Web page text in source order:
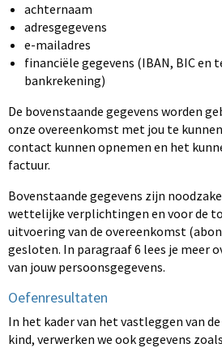
achternaam
adresgegevens
e-mailadres
financiële gegevens (IBAN, BIC en
bankrekening)
De bovenstaande gegevens worden
onze overeenkomst met jou te
contact kunnen opnemen en het
factuur.
Bovenstaande gegevens zijn
wettelijke verplichtingen en voor de
uitvoering van de overeenkomst
gesloten. In paragraaf 6 lees je meer
van jouw persoonsgegevens.
Oefenresultaten
In het kader van het vastleggen van
kind, verwerken we ook gegevens